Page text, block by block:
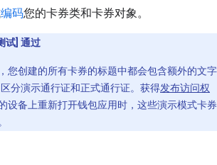
编码您的卡券类和卡券对象。
试] 通过
您创建的所有卡券的标题中都会包含额外的文字
分演示通行证和正式通行证。获得发布访问权
设备上重新打开钱包应用时，这些演示模式卡券